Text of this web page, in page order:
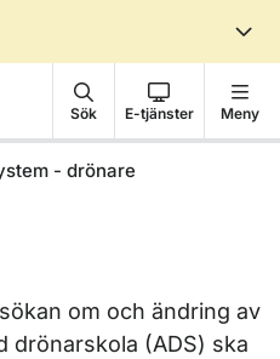
Sök E-tjänster Meny
- drönare
om och ändring av
drönarskola (ADS) ska